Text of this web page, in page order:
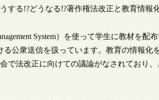
する!?どうなる!?著作権法改正と教育情報
System）を使って学生に教材を配
公衆送信を扱っています。教育の情報化
で法改正に向けての議論がなされており